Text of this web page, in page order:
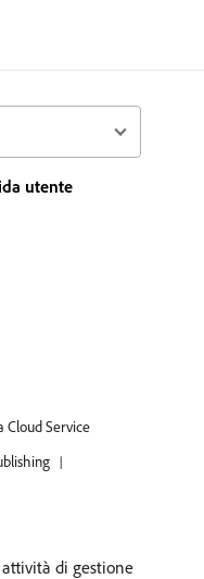
utente
Cloud Service
di gestione